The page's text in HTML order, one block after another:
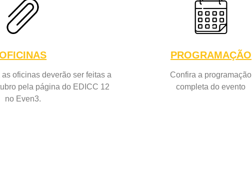
oficinas deverão ser feitas a
pela página do EDICC 12
no Even3.
PROGRAMAÇÃO
Confira a programação
completa do evento